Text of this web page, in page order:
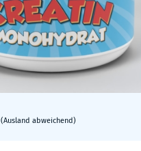
(Ausland abweichend)